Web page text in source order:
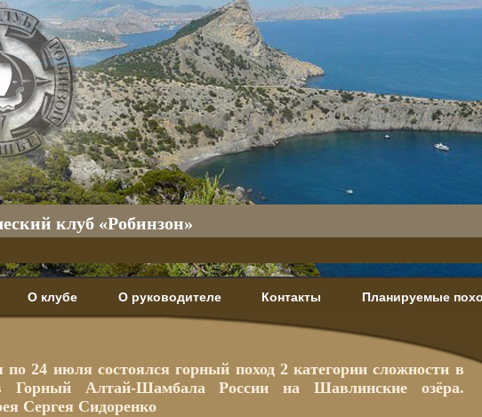
клуб «Робинзон»
О клубе О руководителе Контакты Планируемые
24 июля состоялся горный поход 2 категории сложности в
Горный Алтай-Шамбала России на Шавлинские озёра.
Сергея Сидоренко